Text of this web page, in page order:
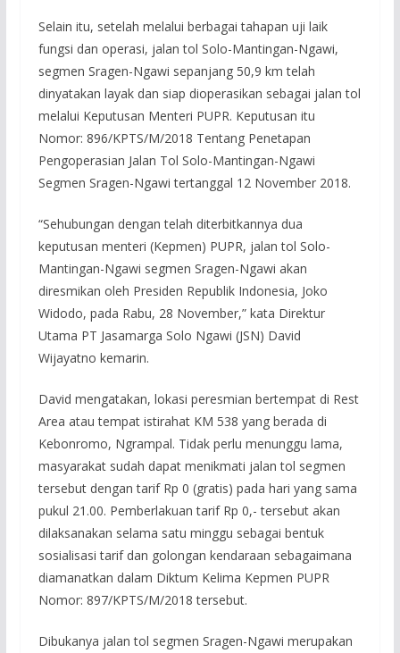
Selain itu, setelah melalui berbagai tahapan uji laik
fungsi dan operasi, jalan tol Solo-Mantingan-Ngawi,
segmen Sragen-Ngawi sepanjang 50,9 km telah
dinyatakan layak dan siap dioperasikan sebagai jalan tol
melalui Keputusan Menteri PUPR. Keputusan itu
Nomor: 896/KPTS/M/2018 Tentang Penetapan
Pengoperasian Jalan Tol Solo-Mantingan-Ngawi
Segmen Sragen-Ngawi tertanggal 12 November 2018.
“Sehubungan dengan telah diterbitkannya dua
keputusan menteri (Kepmen) PUPR, jalan tol Solo-
Mantingan-Ngawi segmen Sragen-Ngawi akan
diresmikan oleh Presiden Republik Indonesia, Joko
Widodo, pada Rabu, 28 November,” kata Direktur
Utama PT Jasamarga Solo Ngawi (JSN) David
Wijayatno kemarin.
David mengatakan, lokasi peresmian bertempat di Rest
Area atau tempat istirahat KM 538 yang berada di
Kebonromo, Ngrampal. Tidak perlu menunggu lama,
masyarakat sudah dapat menikmati jalan tol segmen
tersebut dengan tarif Rp 0 (gratis) pada hari yang sama
pukul 21.00. Pemberlakuan tarif Rp 0,- tersebut akan
dilaksanakan selama satu minggu sebagai bentuk
sosialisasi tarif dan golongan kendaraan sebagaimana
diamanatkan dalam Diktum Kelima Kepmen PUPR
Nomor: 897/KPTS/M/2018 tersebut.
Dibukanya jalan tol segmen Sragen-Ngawi merupakan